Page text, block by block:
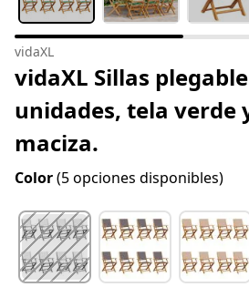
vidaXL
vidaXL Sillas
unidades, tela verde
maciza.
Color(5 opciones disponibles)